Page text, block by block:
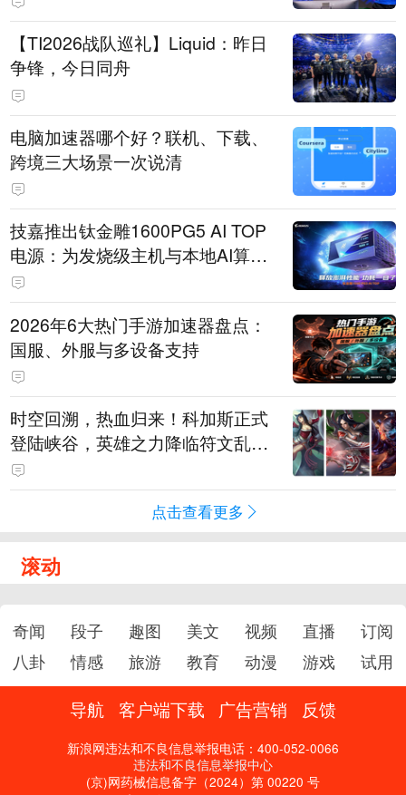
【TI2026战队巡礼】Liquid：昨日
争锋，今日同舟
电脑加速器哪个好？联机、下载、
跨境三大场景一次说清
技嘉推出钛金雕1600PG5 AI TOP
电源：为发烧级主机与本地AI算力
打造旗舰供电方案
2026年6大热门手游加速器盘点：
国服、外服与多设备支持
时空回溯，热血归来！科加斯正式
登陆峡谷，英雄之力降临符文乱
斗！
点击查看更多
滚动
奇闻 段子 趣图 美文 视频 直播
订阅
八卦
情感 旅游 教育 动漫 游戏 试用
导航 客户端下载 广告营销 反馈
新浪网违法和不良信息举报电话：400-052-0066
违法和不良信息举报中心
(京)网药械信息备字（2024）第 00220 号